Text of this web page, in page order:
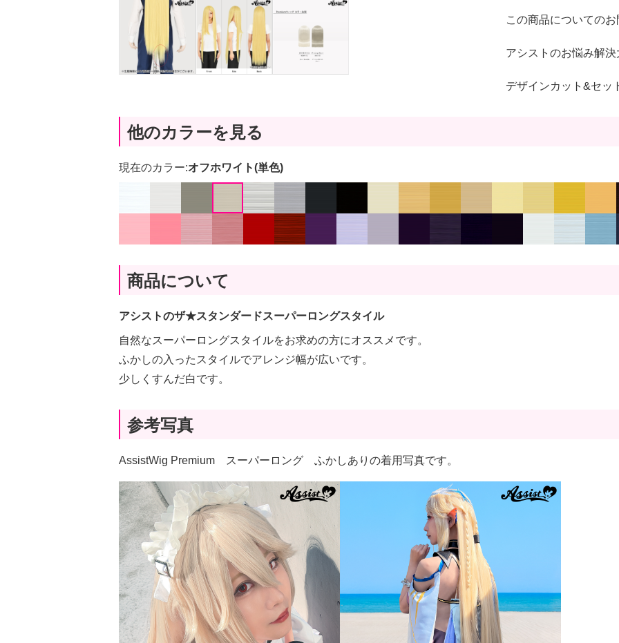
この商品についての
アシストのお悩み解決
デザインカット&セッ
他のカラーを見る
現在のカラー:オフホワイト(単色)
商品について
アシストのザ★スタンダードスーパーロングスタイル
自然なスーパーロングスタイルをお求めの方にオススメです。
ふかしの入ったスタイルでアレンジ幅が広いです。
少しくすんだ白です。
参考写真
AssistWig Premium スーパーロング ふかしありの着用写真です。